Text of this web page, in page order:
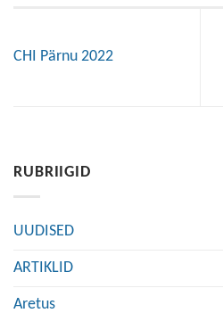
CHI Pärnu 2022
RUBRIIGID
UUDISED
ARTIKLID
Aretus